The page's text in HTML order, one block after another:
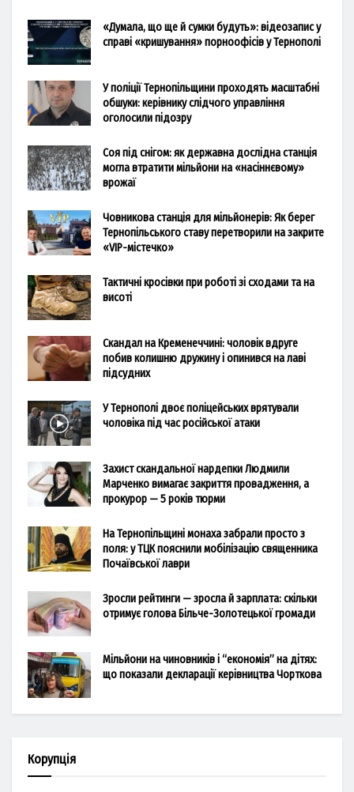
«Думала, що ще й сумки будуть»: відеозапис у
справі «кришування» порноофісів у Тернополі
У поліції Тернопільщини проходять масштабні
обшуки: керівнику слідчого управління
оголосили підозру
Соя під снігом: як державна дослідна станція
могла втратити мільйони на «насіннєвому»
врожаї
Човникова станція для мільйонерів: Як берег
Тернопільського ставу перетворили на закрите
«VIP-містечко»
Тактичні кросівки при роботі зі сходами та на
висоті
Скандал на Кременеччині: чоловік вдруге
побив колишню дружину і опинився на лаві
підсудних
У Тернополі двоє поліцейських врятували
чоловіка під час російської атаки
Захист скандальної нардепки Людмили
Марченко вимагає закриття провадження, а
прокурор — 5 років тюрми
На Тернопільщині монаха забрали просто з
поля: у ТЦК пояснили мобілізацію священника
Почаївської лаври
Зросли рейтинги — зросла й зарплата: скільки
отримує голова Більче-Золотецької громади
Мільйони на чиновників і “економія” на дітях:
що показали декларації керівництва Чорткова
Корупція